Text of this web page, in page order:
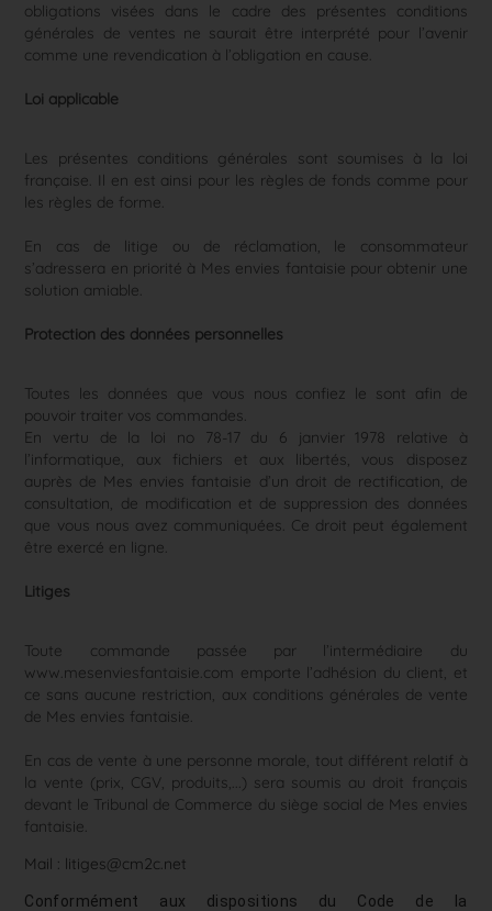
obligations visées dans le cadre des présentes conditions
générales de ventes ne saurait être interprété pour l’avenir
comme une revendication à l’obligation en cause.
Loi applicable
Les présentes conditions générales sont soumises à la loi
française. Il en est ainsi pour les règles de fonds comme pour
les règles de forme.
En cas de litige ou de réclamation, le consommateur
s’adressera en priorité à Mes envies fantaisie pour obtenir une
solution amiable.
Protection des données personnelles
Toutes les données que vous nous confiez le sont afin de
pouvoir traiter vos commandes.
En vertu de la loi no 78-17 du 6 janvier 1978 relative à
l’informatique, aux fichiers et aux libertés, vous disposez
auprès de Mes envies fantaisie d’un droit de rectification, de
consultation, de modification et de suppression des données
que vous nous avez communiquées. Ce droit peut également
être exercé en ligne.
Litiges
Toute commande passée par l’intermédiaire du
www.mesenviesfantaisie.com emporte l’adhésion du client, et
ce sans aucune restriction, aux conditions générales de vente
de Mes envies fantaisie.
En cas de vente à une personne morale, tout différent relatif à
la vente (prix, CGV, produits,...) sera soumis au droit français
devant le Tribunal de Commerce du siège social de Mes envies
fantaisie.
Mail : litiges@cm2c.net
Conformément aux dispositions du Code de la